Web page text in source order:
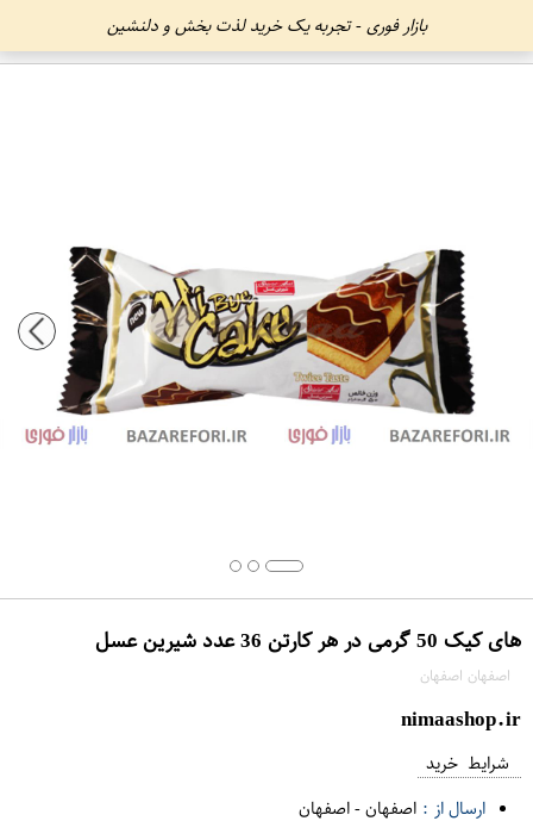
بازار فوری - تجربه یک خرید لذت بخش و دلنشین
های کیک 50 گرمی در هر کارتن 36 عدد شیرین عسل
اصفهان اصفهان
nimaashop.ir
شرایط خرید
ارسال از : اصفهان-اصفهان